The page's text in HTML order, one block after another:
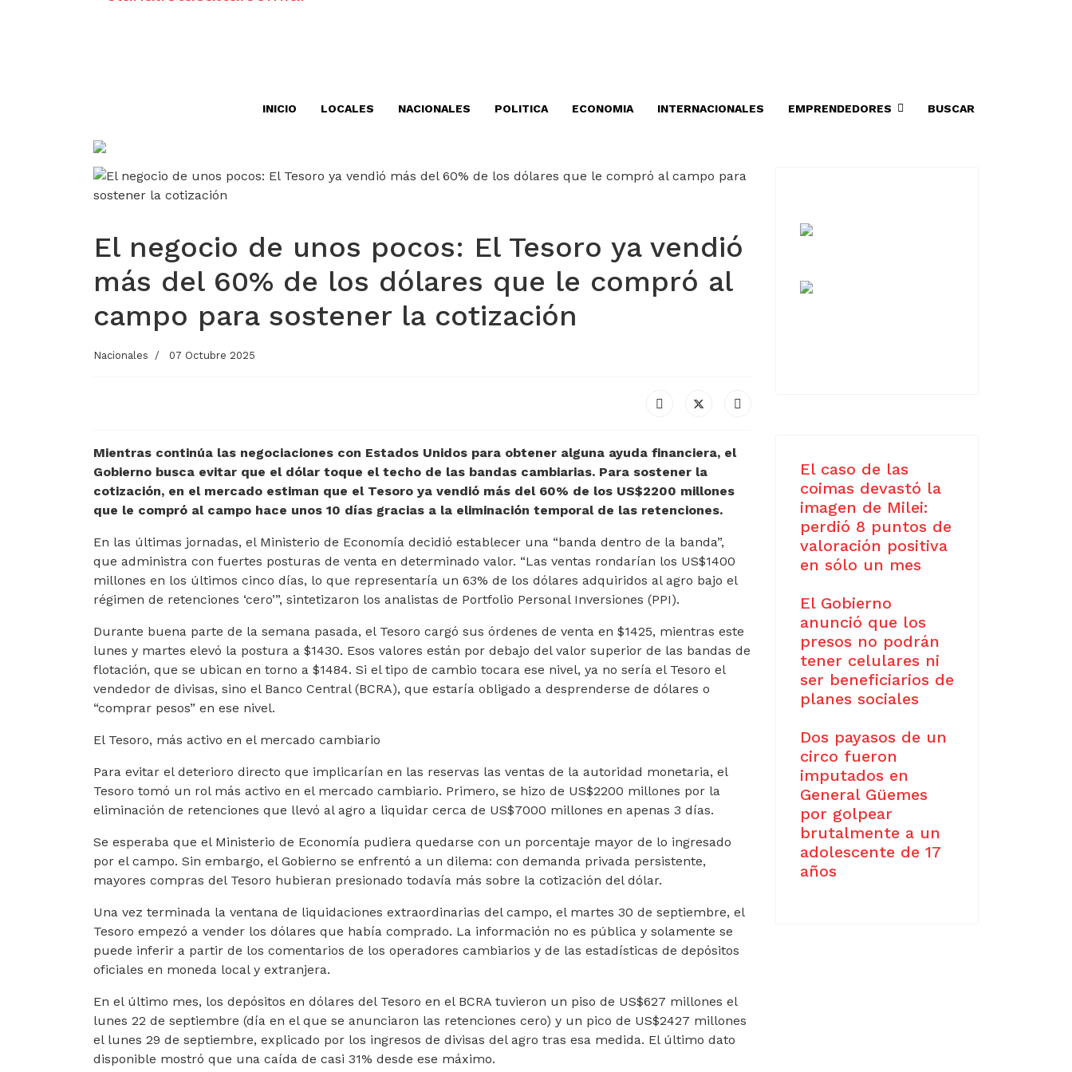
INICIO LOCALES NACIONALES POLITICA ECONOMIA INTERNACIONALES EMPRENDEDORES BUSCAR
El negocio de unos pocos: El Tesoro ya vendió
más del 60% de los dólares que le compró al
campo para sostener la cotización
Nacionales 07 Octubre 2025
Mientras continúa las negociaciones con Estados Unidos para obtener alguna ayuda financiera, el
Gobierno busca evitar que el dólar toque el techo de las bandas cambiarias. Para sostener la
cotización, en el mercado estiman que el Tesoro ya vendió más del 60% de los US$2200 millones
que le compró al campo hace unos 10 días gracias a la eliminación temporal de las retenciones.
En las últimas jornadas, el Ministerio de Economía decidió establecer una “banda dentro de la banda”,
que administra con fuertes posturas de venta en determinado valor. “Las ventas rondarían los US$1400
millones en los últimos cinco días, lo que representaría un 63% de los dólares adquiridos al agro bajo el
régimen de retenciones ‘cero’”, sintetizaron los analistas de Portfolio Personal Inversiones (PPI).
Durante buena parte de la semana pasada, el Tesoro cargó sus órdenes de venta en $1425, mientras este
lunes y martes elevó la postura a $1430. Esos valores están por debajo del valor superior de las bandas de
flotación, que se ubican en torno a $1484. Si el tipo de cambio tocara ese nivel, ya no sería el Tesoro el
vendedor de divisas, sino el Banco Central (BCRA), que estaría obligado a desprenderse de dólares o
“comprar pesos” en ese nivel.
El Tesoro, más activo en el mercado cambiario
Para evitar el deterioro directo que implicarían en las reservas las ventas de la autoridad monetaria, el
Tesoro tomó un rol más activo en el mercado cambiario. Primero, se hizo de US$2200 millones por la
eliminación de retenciones que llevó al agro a liquidar cerca de US$7000 millones en apenas 3 días.
Se esperaba que el Ministerio de Economía pudiera quedarse con un porcentaje mayor de lo ingresado
por el campo. Sin embargo, el Gobierno se enfrentó a un dilema: con demanda privada persistente,
mayores compras del Tesoro hubieran presionado todavía más sobre la cotización del dólar.
Una vez terminada la ventana de liquidaciones extraordinarias del campo, el martes 30 de septiembre, el
Tesoro empezó a vender los dólares que había comprado. La información no es pública y solamente se
puede inferir a partir de los comentarios de los operadores cambiarios y de las estadísticas de depósitos
oficiales en moneda local y extranjera.
En el último mes, los depósitos en dólares del Tesoro en el BCRA tuvieron un piso de US$627 millones el
lunes 22 de septiembre (día en el que se anunciaron las retenciones cero) y un pico de US$2427 millones
el lunes 29 de septiembre, explicado por los ingresos de divisas del agro tras esa medida. El último dato
disponible mostró que una caída de casi 31% desde ese máximo.
El caso de las
coimas devastó la
imagen de Milei:
perdió 8 puntos de
valoración positiva
en sólo un mes
El Gobierno
anunció que los
presos no podrán
tener celulares ni
ser beneficiarios de
planes sociales
Dos payasos de un
circo fueron
imputados en
General Güemes
por golpear
brutalmente a un
adolescente de 17
años